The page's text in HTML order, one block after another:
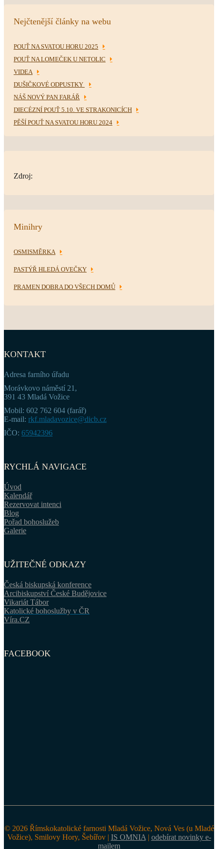
Nejčtenější články na webu
POUŤ NA SVATOU HORU 2025
POUŤ NA LOMEČEK U NETOLIC
VIDEA
DUŠIČKOVÉ ODPUSTKY
NÁŠ NOVÝ PAN FARÁŘ
DIECÉZNÍ POUŤ 5.10. VE STRAKONICÍCH
PĚŠÍ POUŤ NA SVATOU HORU 2024
Zdroj:
Minihry
OSMISMĚRKA
PASTÝŘ HLEDÁ OVEČKY
PRAMEN DOBRA DO VŠECH DOMŮ
KONTAKT
Adresa farního úřadu
Morávkovo náměstí 21,
391 43 Mladá Vožice
Mobil: 602 762 604 (farář)
E-mail: rkf.mladavozice@dicb.cz
IČO: 65942396
RYCHLÁ NAVIGACE
Úvod
Kalendář
Rezervovat intenci
Blog
Pořad bohoslužeb
Galerie
UŽITEČNÉ ODKAZY
Česká biskupská konference
Arcibiskupství České Budějovice
Vikariát Tábor
Katolické bohoslužby v ČR
Víra.CZ
FACEBOOK
© 2026 Římskokatolické farnosti Mladá Vožice, Nová Ves (u Mladé
Vožice), Smilovy Hory, Šebířov | IS OMNIA | odebírat novinky e-
mailem